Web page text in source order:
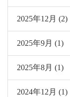
2025年12月 (2)
2025年9月 (1)
2025年8月 (1)
2024年12月 (1)